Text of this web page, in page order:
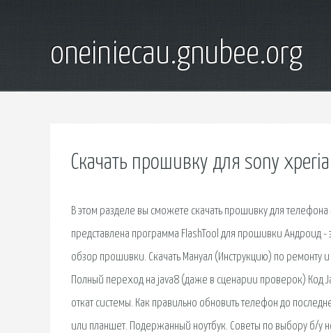
oneiniecau.gnubee.org
Скачать прошивку для sony
В этом разделе вы сможете скачать прошивку для
представлена программа FlashTool для прошивки Андроид
обзор прошивки. Скачать Мануал (Инструкцию) по ремонту
Полный переход на java8 (даже в сценарии проверок) Код
откат системы. Как правильно обновить телефон до
или планшет. Подержанный ноутбук. Советы по выбору б/у